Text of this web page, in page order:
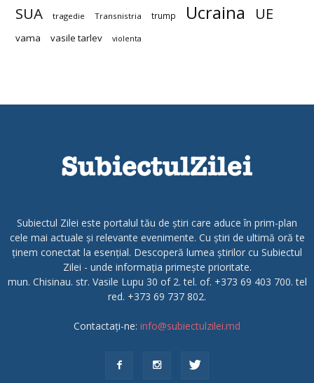
SUA tragedie Transnistria trump Ucraina UE
vama vasile tarlev violenta
Subiectul Zilei este portalul tău de știri care aduce în prim-plan
cele mai actuale și relevante evenimente. Cu știri de ultimă oră te
ținem conectat la esențial. Descoperă lumea știrilor cu Subiectul
Zilei - unde informația primește prioritate.
mun. Chisinau. str. Vasile Lupu 30 of 2. tel. of. +373 69 403 700. tel
red. +373 69 737 802.
Contactați-ne: info@subiectulzilei.md